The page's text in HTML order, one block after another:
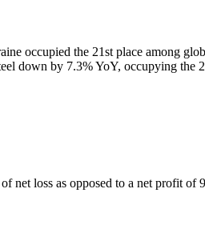
occupied the 21st place among
down by 7.3% YoY, occupying the
loss as opposed to a net profit